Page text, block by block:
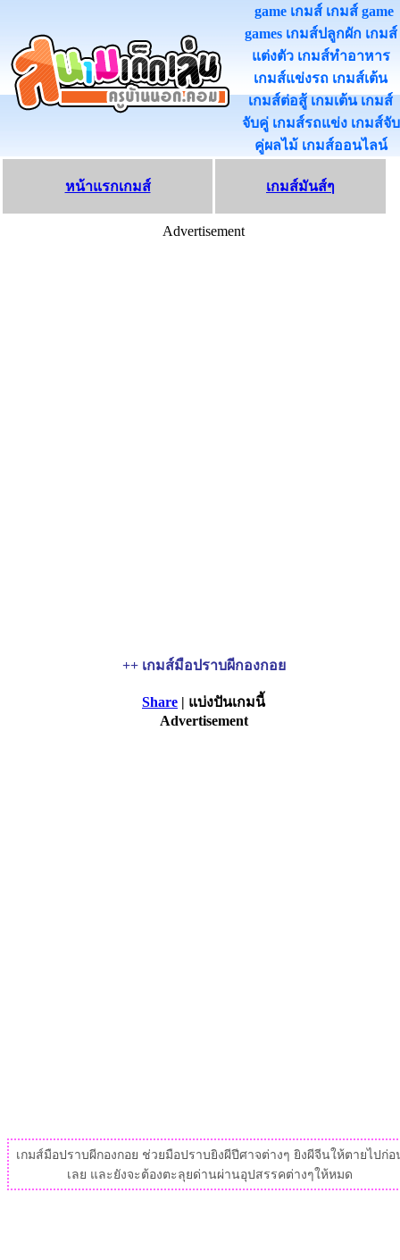
game เกมส์ เกมส์ game
games เกมส์ปลูกผัก เกมส์
แต่งตัว เกมส์ทําอาหาร
เกมส์แข่งรถ เกมส์เต้น
เกมส์ต่อสู้ เกมเต้น เกมส์
จับคู่ เกมส์รถแข่ง เกมส์จับ
คู่ผลไม้ เกมส์ออนไลน
หน้าแรกเกมส์ เกมส์มันส์ๆ
Advertisement
++ เกมส์มือปราบผีกองกอย
Share | แบ่งปันเกมนี้
Advertisement
เกมส์มือปราบผีกองกอย ช่วยมือปราบยิงผีปีศาจต่างๆ ยิงผีจีนให้ตายไปก่อ
เลย และยังจะต้องตะลุยด่านผ่านอุปสรรคต่างๆให้หมด